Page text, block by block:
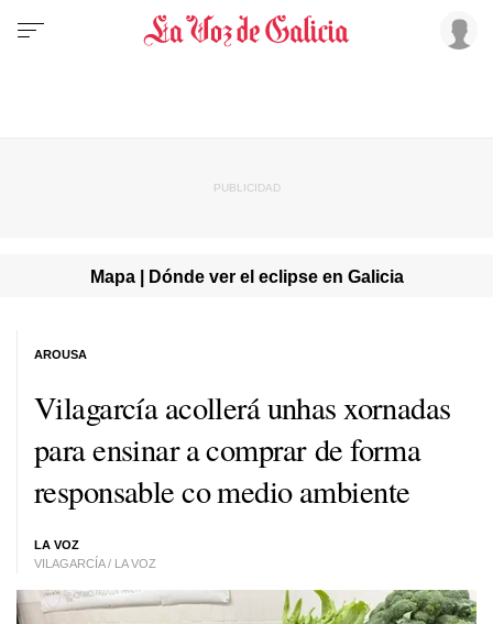
Mapa | Dónde ver el eclipse en Galicia
Vilagarcía acollerá unhas xornadas
para ensinar a comprar de forma
responsable co medio ambiente
LA VOZ
VILAGARCÍA / LA VOZ
AROUSA